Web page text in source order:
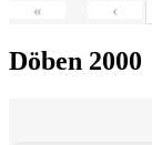
« ‹
Döben 2000